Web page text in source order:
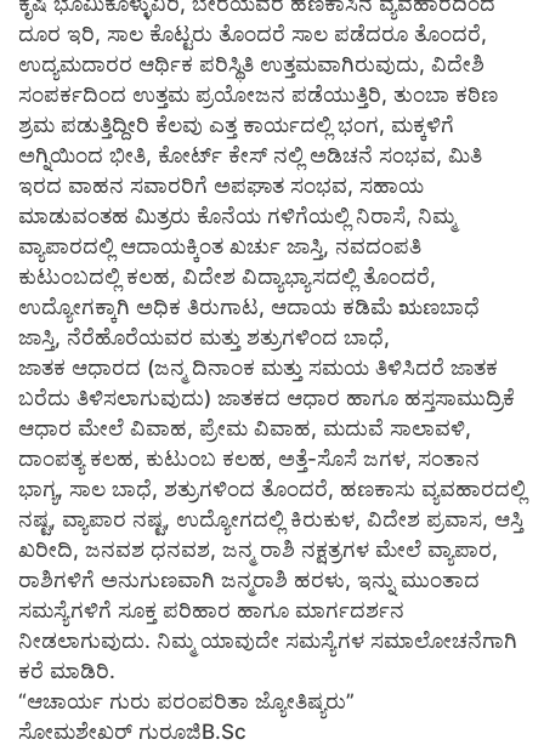
ದೂರ ಇರಿ, ಸಾಲ ಕೊಟ್ಟರು ತೊಂದರೆ ಸಾಲ ಪಡೆದರೂ ತೊಂದರೆ,
ಉದ್ಯಮದಾರರ ಆರ್ಥಿಕ ಪರಿಸ್ಥಿತಿ ಉತ್ತಮವಾಗಿರುವುದು, ವಿದೇಶಿ
ಸಂಪರ್ಕದಿಂದ ಉತ್ತಮ ಪ್ರಯೋಜನ ಪಡೆಯುತ್ತಿರಿ, ತುಂಬಾ ಕಠಿಣ
ಶ್ರಮ ಪಡುತ್ತಿದ್ದೀರಿ ಕೆಲವು ಎತ್ತ ಕಾರ್ಯದಲ್ಲಿ ಭಂಗ, ಮಕ್ಕಳಿಗೆ
ಅಗ್ನಿಯಿಂದ ಭೀತಿ, ಕೋರ್ಟ್ ಕೇಸ್ ನಲ್ಲಿ ಅಡಿಚನೆ ಸಂಭವ, ಮಿತಿ
ಇರದ ವಾಹನ ಸವಾರರಿಗೆ ಅಪಘಾತ ಸಂಭವ, ಸಹಾಯ
ಮಾಡುವಂತಹ ಮಿತ್ರರು ಕೊನೆಯ ಗಳಿಗೆಯಲ್ಲಿ ನಿರಾಸೆ, ನಿಮ್ಮ
ವ್ಯಾಪಾರದಲ್ಲಿ ಆದಾಯಕ್ಕಿಂತ ಖರ್ಚು ಜಾಸ್ತಿ, ನವದಂಪತಿ
ಕುಟುಂಬದಲ್ಲಿ ಕಲಹ, ವಿದೇಶ ವಿದ್ಯಾಭ್ಯಾಸದಲ್ಲಿ ತೊಂದರೆ,
ಉದ್ಯೋಗಕ್ಕಾಗಿ ಅಧಿಕ ತಿರುಗಾಟ, ಆದಾಯ ಕಡಿಮೆ ಋಣಬಾಧೆ
ಜಾಸ್ತಿ, ನೆರೆಹೊರೆಯವರ ಮತ್ತು ಶತ್ರುಗಳಿಂದ ಬಾಧೆ,
ಜಾತಕ ಆಧಾರದ (ಜನ್ಮ ದಿನಾಂಕ ಮತ್ತು ಸಮಯ ತಿಳಿಸಿದರೆ ಜಾತಕ
ಬರೆದು ತಿಳಿಸಲಾಗುವುದು) ಜಾತಕದ ಆಧಾರ ಹಾಗೂ ಹಸ್ತಸಾಮುದ್ರಿಕೆ
ಆಧಾರ ಮೇಲೆ ವಿವಾಹ, ಪ್ರೇಮ ವಿವಾಹ, ಮದುವೆ ಸಾಲಾವಳಿ,
ದಾಂಪತ್ಯ ಕಲಹ, ಕುಟುಂಬ ಕಲಹ, ಅತ್ತೆ-ಸೊಸೆ ಜಗಳ, ಸಂತಾನ
ಭಾಗ್ಯ, ಸಾಲ ಬಾಧೆ, ಶತ್ರುಗಳಿಂದ ತೊಂದರೆ, ಹಣಕಾಸು ವ್ಯವಹಾರದಲ್ಲಿ
ನಷ್ಟ, ವ್ಯಾಪಾರ ನಷ್ಟ, ಉದ್ಯೋಗದಲ್ಲಿ ಕಿರುಕುಳ, ವಿದೇಶ ಪ್ರವಾಸ, ಆಸ್ತಿ
ಖರೀದಿ, ಜನವಶ ಧನವಶ, ಜನ್ಮ ರಾಶಿ ನಕ್ಷತ್ರಗಳ ಮೇಲೆ ವ್ಯಾಪಾರ,
ರಾಶಿಗಳಿಗೆ ಅನುಗುಣವಾಗಿ ಜನ್ಮರಾಶಿ ಹರಳು, ಇನ್ನು ಮುಂತಾದ
ಸಮಸ್ಯೆಗಳಿಗೆ ಸೂಕ್ತ ಪರಿಹಾರ ಹಾಗೂ ಮಾರ್ಗದರ್ಶನ
ನೀಡಲಾಗುವುದು. ನಿಮ್ಮ ಯಾವುದೇ ಸಮಸ್ಯೆಗಳ ಸಮಾಲೋಚನೆಗಾಗಿ
ಕರೆ ಮಾಡಿರಿ.
“ಆಚಾರ್ಯ ಗುರು ಪರಂಪರಿತಾ ಜ್ಯೋತಿಷ್ಯರು”
ಸೋಮಶೇಖರ್ ಗುರೂಜಿB.Sc